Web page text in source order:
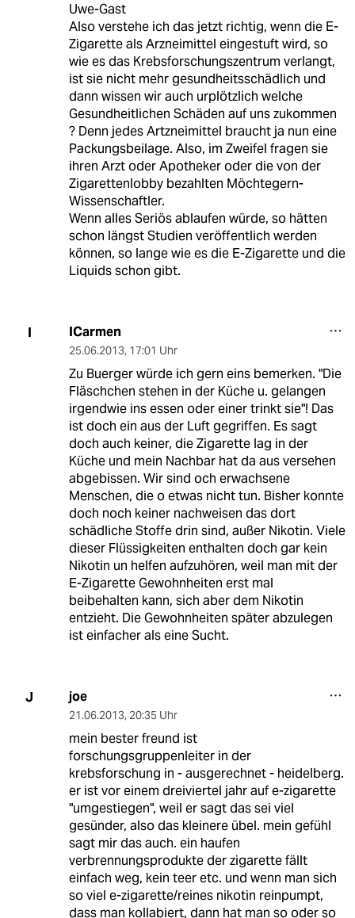
Uwe-Gast
Also verstehe ich das jetzt richtig, wenn die E-
Zigarette als Arzneimittel eingestuft wird, so
wie es das Krebsforschungszentrum verlangt,
ist sie nicht mehr gesundheitsschädlich und
dann wissen wir auch urplötzlich welche
Gesundheitlichen Schäden auf uns zukommen
? Denn jedes Artzneimittel braucht ja nun eine
Packungsbeilage. Also, im Zweifel fragen sie
ihren Arzt oder Apotheker oder die von der
Zigarettenlobby bezahlten Möchtegern-
Wissenschaftler.
Wenn alles Seriös ablaufen würde, so hätten
schon längst Studien veröffentlich werden
können, so lange wie es die E-Zigarette und die
Liquids schon gibt.
I ICarmen
25.06.2013, 17:01 Uhr
Zu Buerger würde ich gern eins bemerken. "Die
Fläschchen stehen in der Küche u. gelangen
irgendwie ins essen oder einer trinkt sie"! Das
ist doch ein aus der Luft gegriffen. Es sagt
doch auch keiner, die Zigarette lag in der
Küche und mein Nachbar hat da aus versehen
abgebissen. Wir sind och erwachsene
Menschen, die o etwas nicht tun. Bisher konnte
doch noch keiner nachweisen das dort
schädliche Stoffe drin sind, außer Nikotin. Viele
dieser Flüssigkeiten enthalten doch gar kein
Nikotin un helfen aufzuhören, weil man mit der
E-Zigarette Gewohnheiten erst mal
beibehalten kann, sich aber dem Nikotin
entzieht. Die Gewohnheiten später abzulegen
ist einfacher als eine Sucht.
J joe
21.06.2013, 20:35 Uhr
mein bester freund ist
forschungsgruppenleiter in der
krebsforschung in - ausgerechnet - heidelberg.
er ist vor einem dreiviertel jahr auf e-zigarette
"umgestiegen", weil er sagt das sei viel
gesünder, also das kleinere übel. mein gefühl
sagt mir das auch. ein haufen
verbrennungsprodukte der zigarette fällt
einfach weg, kein teer etc. und wenn man sich
so viel e-zigarette/reines nikotin reinpumpt,
dass man kollabiert, dann hat man so oder so